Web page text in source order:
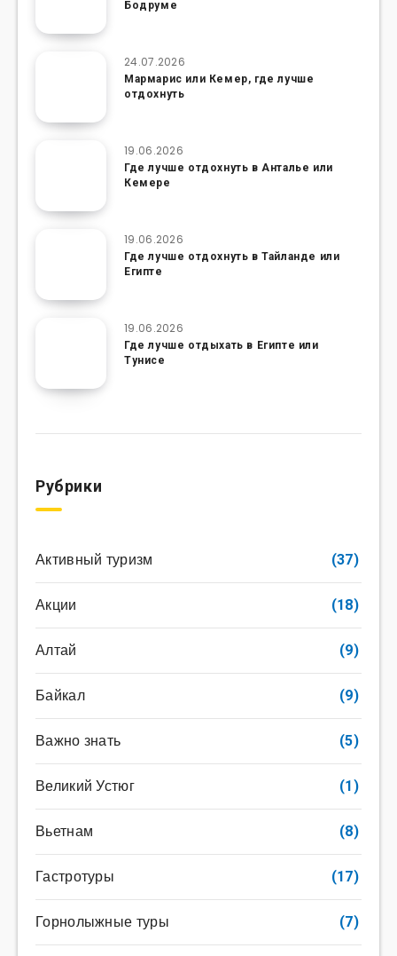
Бодруме
24.07.2026
Мармарис или Кемер, где лучше
отдохнуть
19.06.2026
Где лучше отдохнуть в Анталье или
Кемере
19.06.2026
Где лучше отдохнуть в Тайланде или
Египте
19.06.2026
Где лучше отдыхать в Египте или
Тунисе
Рубрики
Активный туризм (37)
Акции (18)
Алтай (9)
Байкал (9)
Важно знать (5)
Великий Устюг (1)
Вьетнам (8)
Гастротуры (17)
Горнолыжные туры (7)